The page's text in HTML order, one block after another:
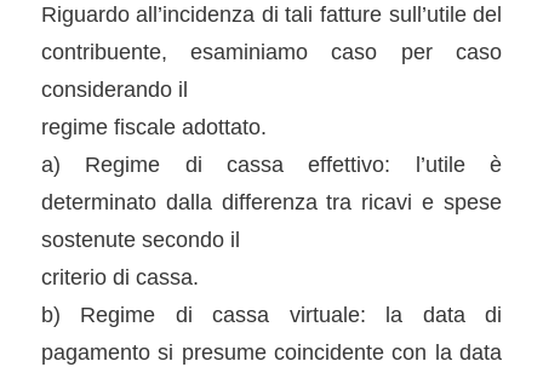
Riguardo all’incidenza di tali fatture sull’utile del
contribuente, esaminiamo caso per caso
considerando il
regime fiscale adottato.
a) Regime di cassa effettivo: l’utile è
determinato dalla differenza tra ricavi e spese
sostenute secondo il
criterio di cassa.
b) Regime di cassa virtuale: la data di
pagamento si presume coincidente con la data